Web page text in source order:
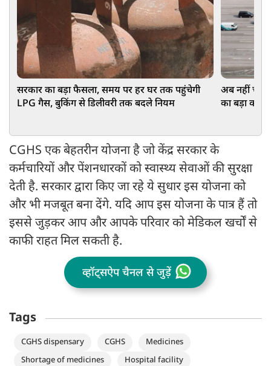
सरकार का बड़ा फैसला, समय पर हर घर तक पहुंचेगी
LPG गैस, बुकिंग से डिलीवरी तक बदले नियम
अब नहीं
का बड़ा कदम
CGHS एक बेहतरीन योजना है जो केंद्र सरकार के
कर्मचारियों और पेंशनधारकों को स्वास्थ्य सेवाओं की सुरक्षा
देती है. सरकार द्वारा किए जा रहे ये सुधार इस योजना को
और भी मजबूत बना देंगे. यदि आप इस योजना के पात्र हैं तो
इससे जुड़कर आप और आपके परिवार को मेडिकल खर्चों से
काफी राहत मिल सकती है.
व्हॉट्सऐप चैनल से जुड़ें
Tags
CGHS dispensary CGHS
Medicines
Shortage of medicines
Hospital facility